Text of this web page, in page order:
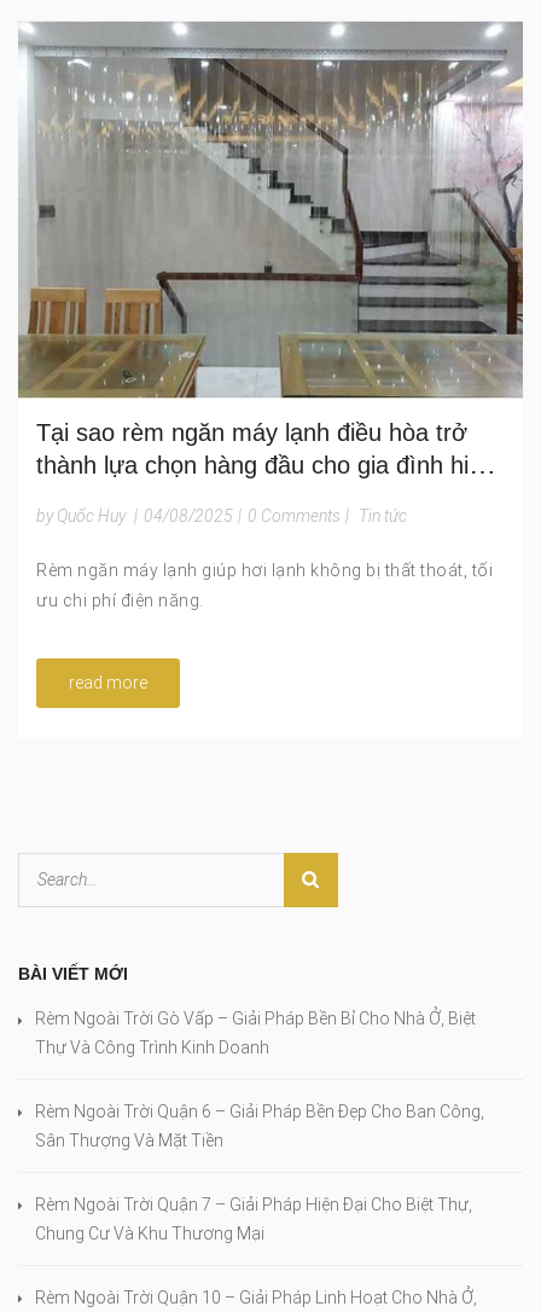
Tại sao rèm ngăn máy lạnh điều hòa trở
thành lựa chọn hàng đầu cho gia đình hiện
by Quốc Huy | 04/08/2025 | 0 Comments | Tin tức
Rèm ngăn máy lạnh giúp hơi lạnh không bị thất thoát, tối
ưu chi phí điện năng.
read more
BÀI VIẾT MỚI
Rèm Ngoài Trời Gò Vấp – Giải Pháp Bền Bỉ Cho Nhà Ở, Biệt
Thự Và Công Trình Kinh Doanh
Rèm Ngoài Trời Quận 6 – Giải Pháp Bền Đẹp Cho Ban Công,
Sân Thượng Và Mặt Tiền
Rèm Ngoài Trời Quận 7 – Giải Pháp Hiện Đại Cho Biệt Thự,
Chung Cư Và Khu Thương Mại
Rèm Ngoài Trời Quận 10 – Giải Pháp Linh Hoạt Cho Nhà Ở,